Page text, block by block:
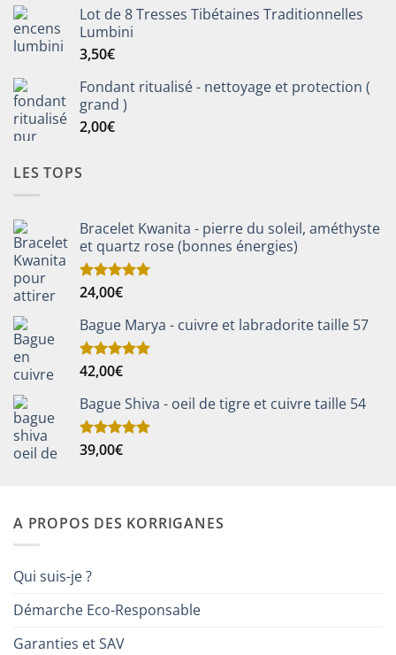
Lot de 8 Tresses Tibétaines Traditionnelles
Lumbini
3,50€
Fondant ritualisé - nettoyage et protection (
grand )
2,00€
LES TOPS
Bracelet Kwanita - pierre du soleil, améthyste
et quartz rose (bonnes énergies)
Note5.00
24,00€
Bague Marya - cuivre et labradorite taille 57
Note5.00
42,00€
Bague Shiva - oeil de tigre et cuivre taille 54
Note5.00
39,00€
A PROPOS DES KORRIGANES
Qui suis-je ?
Démarche Eco-Responsable
Garanties et SAV